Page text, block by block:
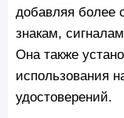
добавляя более
знакам,
Она также
использования
удостоверений.